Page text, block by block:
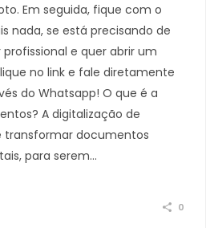
Em seguida, fique com o
nada, se está precisando de
e quer abrir um
no link e fale diretamente
do Whatsapp! O que é a
A digitalização de
documentos
para serem…
0